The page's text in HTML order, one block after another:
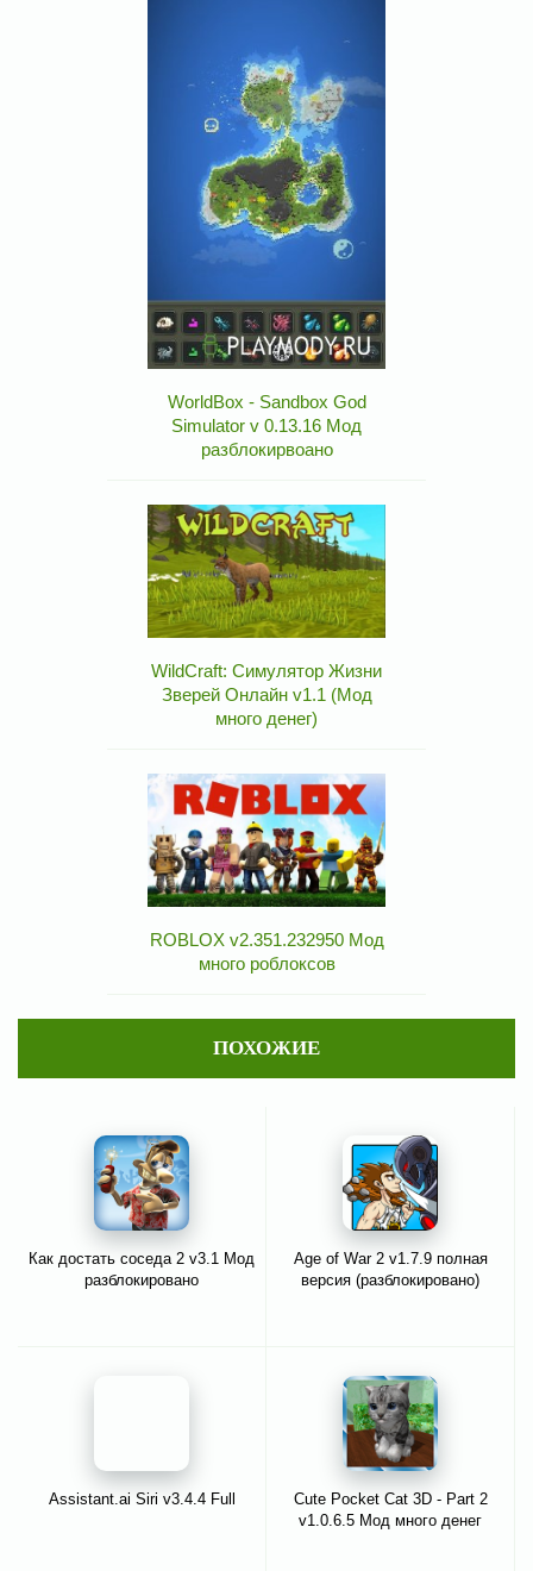
WorldBox - Sandbox God
Simulator v 0.13.16 Мод
разблокирвоано
WildCraft: Симулятор Жизни
Зверей Онлайн v1.1 (Мод
много денег)
ROBLOX v2.351.232950 Мод
много роблоксов
ПОХОЖИЕ
Как достать соседа 2 v3.1 Мод
разблокировано
Age of War 2 v1.7.9 полная
версия (разблокировано)
Assistant.ai Siri v3.4.4 Full
Cute Pocket Cat 3D - Part 2
v1.0.6.5 Мод много денег